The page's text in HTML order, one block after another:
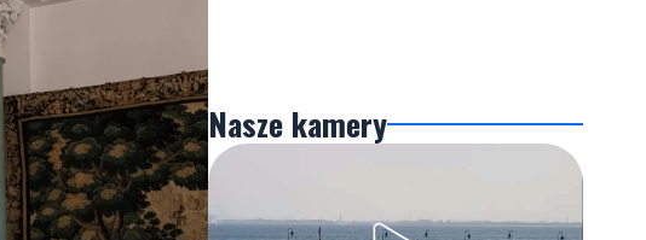
Nasze kamery